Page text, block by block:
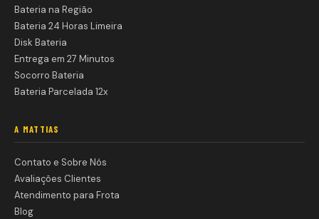
Bateria na Região
Bateria 24 Horas Limeira
Disk Bateria
Entrega em 27 Minutos
Socorro Bateria
Bateria Parcelada 12x
A MATTIAS
Contato e Sobre Nós
Avaliações Clientes
Atendimento para Frota
Blog